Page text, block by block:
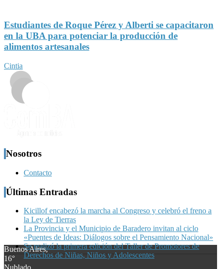
Estudiantes de Roque Pérez y Alberti se capacitaron
en la UBA para potenciar la producción de
alimentos artesanales
Cintia
Nosotros
Contacto
Últimas Entradas
Kicillof encabezó la marcha al Congreso y celebró el freno a
la Ley de Tierras
La Provincia y el Municipio de Baradero invitan al ciclo
«Puentes de Ideas: Diálogos sobre el Pensamiento Nacional»
Se realizó la primera edición del Taller de Promotores de
Derechos de Niñas, Niños y Adolescentes
Buenos Aires,
16°